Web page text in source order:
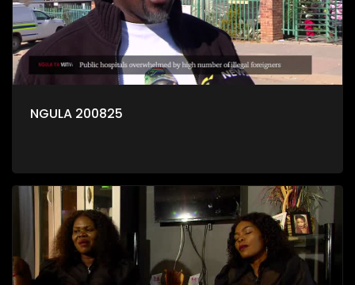
NGULA 200825